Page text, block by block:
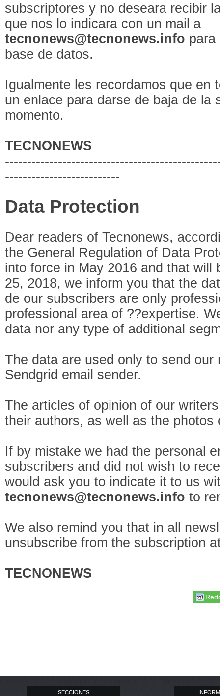
subscriptores y no deseara recibir
que nos lo indicara con un mail a
tecnonews@tecnonews.info para
base de datos.
Igualmente les recordamos que en
un enlace para darse de baja de la
momento.
TECNONEWS
--------------------------
Data Protection
Dear readers of Tecnonews,
the General Regulation of Data
into force in May 2016 and that will
25, 2018, we inform you that the
de our subscribers are only
professional area of ??expertise.
data nor any type of additional
The data are used only to send our
Sendgrid email sender.
The articles of opinion of our
their authors, as well as the photos
If by mistake we had the personal
subscribers and did not wish to
would ask you to indicate it to us
tecnonews@tecnonews.info to
We also remind you that in all
unsubscribe from the subscription
TECNONEWS
SECCIONES